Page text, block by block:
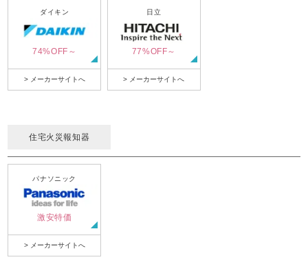
ダイキン
74%OFF～
> メーカーサイトへ
日立
77%OFF～
> メーカーサイトへ
住宅火災報知器
パナソニック
激安特価
> メーカーサイトへ